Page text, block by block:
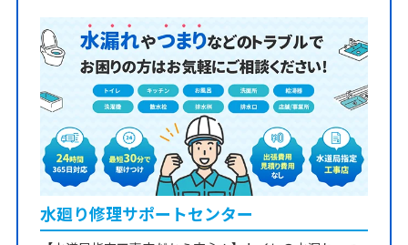
水廻り修理サポートセンター